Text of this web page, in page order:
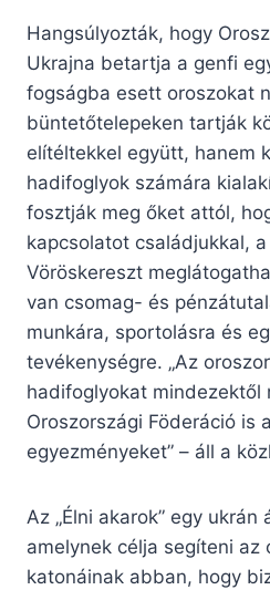
Hangsúlyozták, hogy
Ukrajna betartja a genfi
fogságba esett oroszokat
büntetőtelepeken tartják
elítéltekkel együtt, hanem
hadifoglyok számára
fosztják meg őket attól,
kapcsolatot családjukkal,
Vöröskereszt
van csomag- és
munkára, sportolásra és
tevékenységre. „Az
hadifoglyokat mindezektől
Oroszországi Föderáció is
egyezményeket” – áll a
Az „Élni akarok” egy ukrán
amelynek célja segíteni az
katonáinak abban, hogy